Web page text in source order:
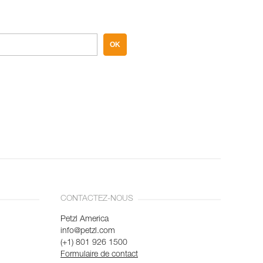
OK
CONTACTEZ-NOUS
Petzl America
info@petzl.com
(+1) 801 926 1500
Formulaire de contact